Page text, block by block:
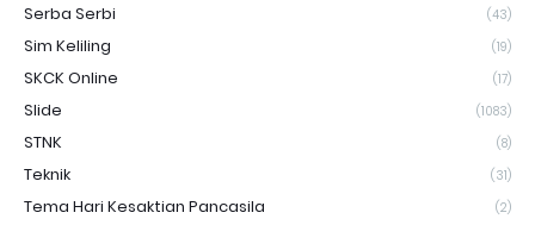
Serba Serbi (43)
Sim Keliling (19)
SKCK Online (17)
Slide (1083)
STNK (8)
Teknik (31)
Tema Hari Kesaktian Pancasila (2)